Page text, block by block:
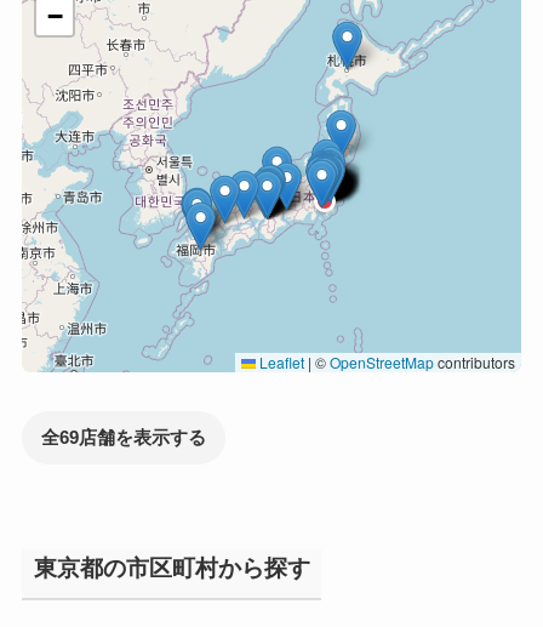
−
Leaflet | ©OpenStreetMapcontributors
全69店舗を表示する
東京都の市区町村から探す